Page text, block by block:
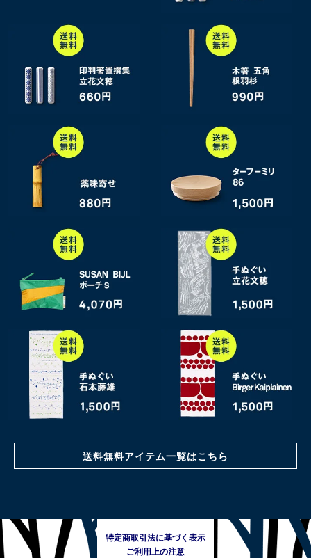
送料無料アイテム一覧はこちら
特定商取引法に基づく表示
ご利用上の注意